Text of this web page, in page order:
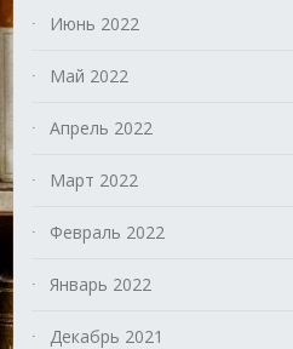
Июнь 2022
Май 2022
Апрель 2022
Март 2022
Февраль 2022
Январь 2022
Декабрь 2021